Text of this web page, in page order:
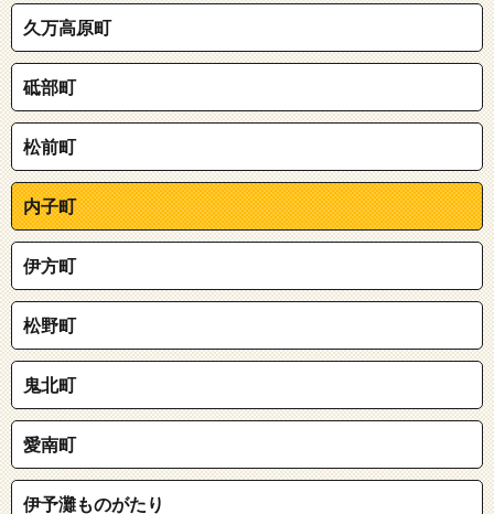
久万高原町
砥部町
松前町
内子町
伊方町
松野町
鬼北町
愛南町
伊予灘ものがたり